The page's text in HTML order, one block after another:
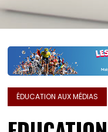
ÉDUCATION AUX MÉDIAS